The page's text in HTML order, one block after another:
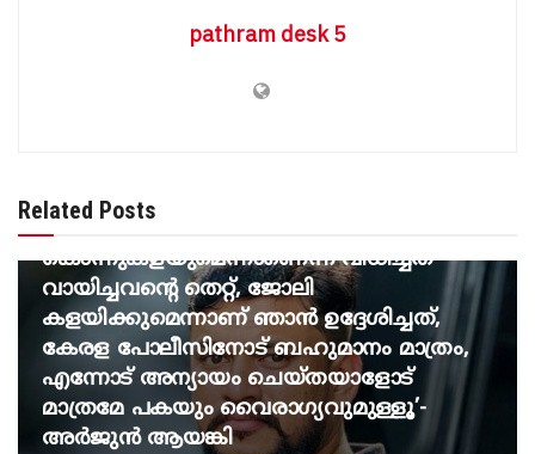
pathram desk 5
Related Posts
വാങ്ങി ജീവിക്കാൻ സമ്മതിക്കില്ല
എന്നതിന്റെയർത്ഥം
കൊന്നുകളയുമെന്നാണെന്ന് വിധിച്ചത്
വായിച്ചവന്റെ തെറ്റ്, ജോലി
കളയിക്കുമെന്നാണ് ഞാൻ ഉദ്ദേശിച്ചത്,
കേരള പോലീസിനോട് ബഹുമാനം മാത്രം,
എന്നോട് അന്യായം ചെയ്തയാളോട്
മാത്രമേ പകയും വൈരാഗ്യവുമുള്ളൂ’-
അർജുൻ ആയങ്കി